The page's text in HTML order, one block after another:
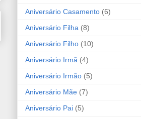
Aniversário Casamento (6)
Aniversário Filha (8)
Aniversário Filho (10)
Aniversário Irmã (4)
Aniversário Irmão (5)
Aniversário Mãe (7)
Aniversário Pai (5)